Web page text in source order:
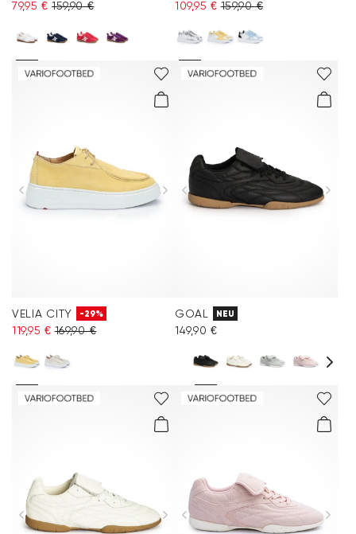
79,95 € 159,90 € 109,95 € 159,90 €
VELIA CITY -29%
119,95 € 169,90 €
GOAL NEU
149,90 €